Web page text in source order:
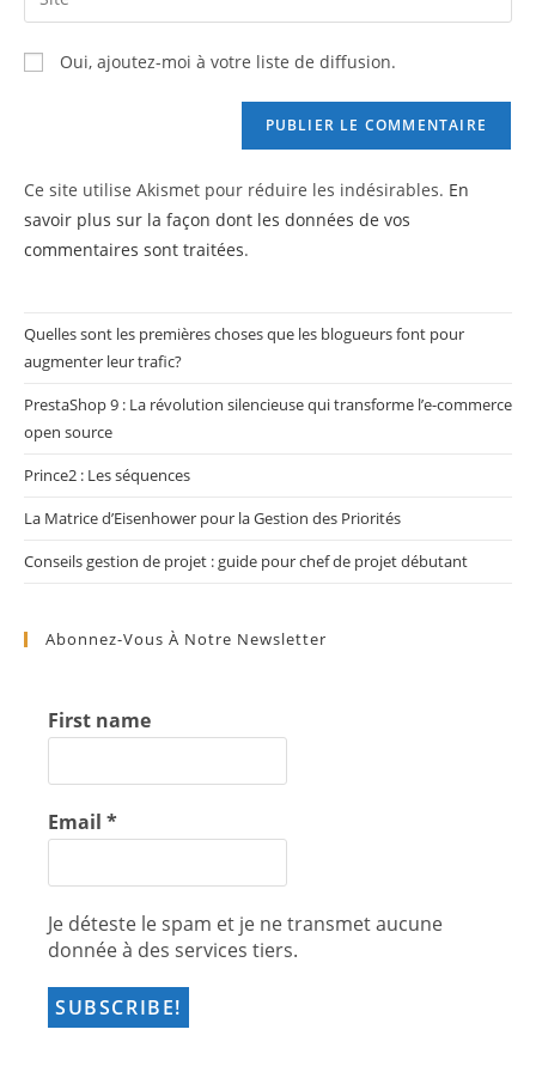
comment
address
comment
l’URL
de
votre
Oui, ajoutez-moi à votre liste de diffusion.
Ce site utilise Akismet pour réduire les indésirables. En
savoir plus sur la façon dont les données de vos
commentaires sont traitées.
Quelles sont les premières choses que les blogueurs font pour
augmenter leur trafic?
PrestaShop 9 : La révolution silencieuse qui transforme l’e-commerce
open source
Prince2 : Les séquences
La Matrice d’Eisenhower pour la Gestion des Priorités
Conseils gestion de projet : guide pour chef de projet débutant
Abonnez-Vous À Notre Newsletter
First name
Email *
Je déteste le spam et je ne transmet aucune
donnée à des services tiers.